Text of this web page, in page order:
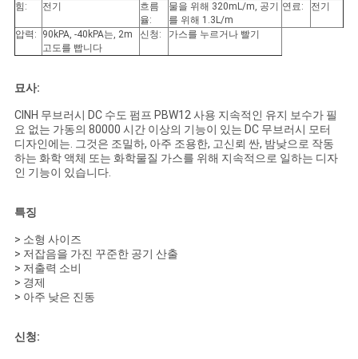
뉴
사
이
맵
PRIVACY
POLICY
힘:
전기
흐름
율:
물을 위해 320mL/m, 공기
를 위해 1.3L/m
연료: 전기
압력:
90kPA, -40kPA는, 2m
고도를 빱니다
신청: 가스를 누르거나 빨기
묘사:
CINH 무브러시 DC 수도 펌프 PBW12 사용 지속적인 유지 보수가 필
요 없는 가동의 80000 시간 이상의 기능이 있는 DC 무브러시 모터
디자인에는. 그것은 조밀하, 아주 조용한, 고신뢰 싼, 밤낮으로 작동
하는 화학 액체 또는 화학물질 가스를 위해 지속적으로 일하는 디자
인 기능이 있습니다.
특징
> 소형 사이즈
> 저잡음을 가진 꾸준한 공기 산출
> 저출력 소비
> 경제
> 아주 낮은 진동
신청: